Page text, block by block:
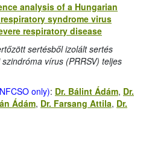
analysis of a Hungarian
syndrome virus
respiratory disease
sertésből izolált sertés
vírus (PRRSV) teljes
only): Dr. Bálint Ádám, Dr.
Ádám, Dr. Farsang Attila, Dr.